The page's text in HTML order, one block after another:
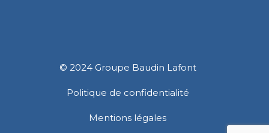
© 2024Groupe Baudin Lafont
Politique de confidentialité
Mentions légales